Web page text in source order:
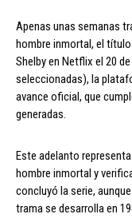
Apenas unas semanas
hombre inmortal, el
Shelby en Netflix el 20
seleccionadas), la
avance oficial, que
generadas.
Este adelanto
hombre inmortal y
concluyó la serie,
trama se desarrolla en